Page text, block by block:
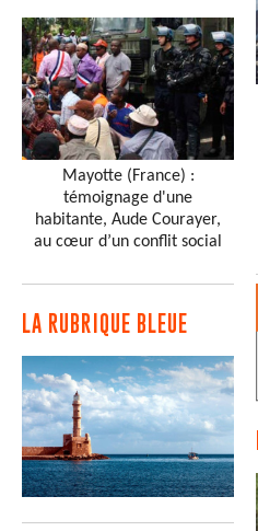
Mayotte (France) :
témoignage d'une
habitante, Aude Courayer,
au cœur d’un conflit social
LA RUBRIQUE BLEUE